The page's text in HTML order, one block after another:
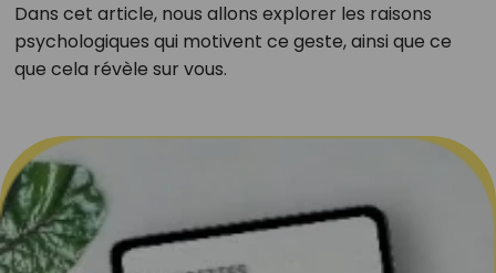
Dans cet article, nous allons explorer les raisons
psychologiques qui motivent ce geste, ainsi que ce
que cela révèle sur vous.